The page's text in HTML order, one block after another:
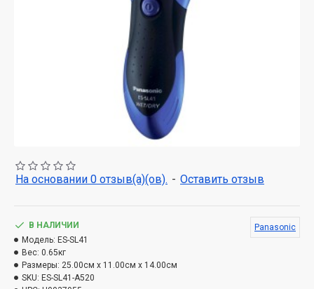
На основании 0 отзыв(а)(ов). - Оставить отзыв
В НАЛИЧИИ
Модель: ES-SL41
Вес: 0.65кг
Размеры: 25.00см x 11.00см x 14.00см
SKU: ES-SL41-A520
Panasonic